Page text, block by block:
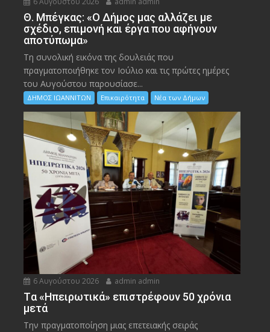
Θ. Μπέγκας: «Ο Δήμος μας αλλάζει με
σχέδιο, επιμονή και έργα που αφήνουν
αποτύπωμα»
Τη συνολική εικόνα της δουλειάς που
πραγματοποιήθηκε τον Ιούλιο και τις πρώτες ημέρες
του Αυγούστου παρουσίασε...
ΔΗΜΟΣ ΙΩΑΝΝΙΤΩΝ Επικαιρότητα Νέα των Δήμων
6 Αυγούστου 2026 admin admin
Tα «Ηπειρωτικά» επιστρέφουν 50 χρόνια
μετά
Την πραγματοποίηση μιας επετειακής σειράς